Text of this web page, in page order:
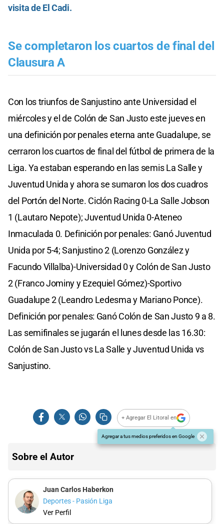
visita de El Cadi.
Se completaron los cuartos de final del
Clausura A
Con los triunfos de Sanjustino ante Universidad el
miércoles y el de Colón de San Justo este jueves en
una definición por penales eterna ante Guadalupe, se
cerraron los cuartos de final del fútbol de primera de la
Liga. Ya estaban esperando en las semis La Salle y
Juventud Unida y ahora se sumaron los dos cuadros
del Portón del Norte. Ciclón Racing 0-La Salle Jobson
1 (Lautaro Nepote); Juventud Unida 0-Ateneo
Inmaculada 0. Definición por penales: Ganó Juventud
Unida por 5-4; Sanjustino 2 (Lorenzo González y
Facundo Villalba)-Universidad 0 y Colón de San Justo
2 (Franco Jominy y Ezequiel Gómez)-Sportivo
Guadalupe 2 (Leandro Ledesma y Mariano Ponce).
Definición por penales: Ganó Colón de San Justo 9 a 8.
Las semifinales se jugarán el lunes desde las 16.30:
Colón de San Justo vs La Salle y Juventud Unida vs
Sanjustino.
+ Agregar El Litoral en
Agregar a tus medios preferidos en Google
Sobre el Autor
Juan Carlos Haberkon
Deportes - Pasión Liga
Ver Perfil